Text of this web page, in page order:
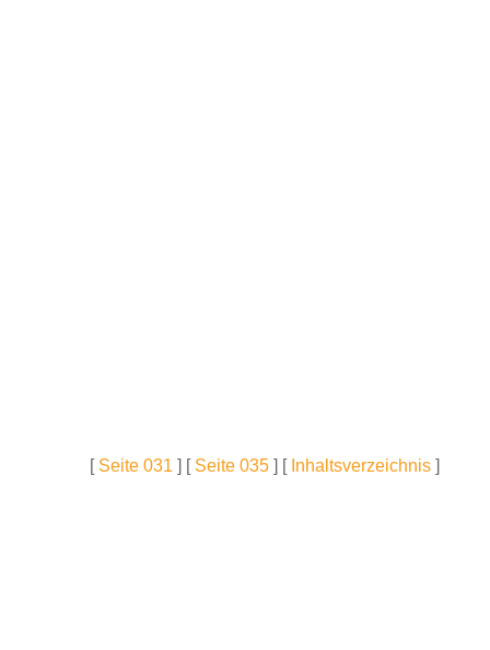
[ Seite 031 ] [ Seite 035 ] [ Inhaltsverzeichnis ]